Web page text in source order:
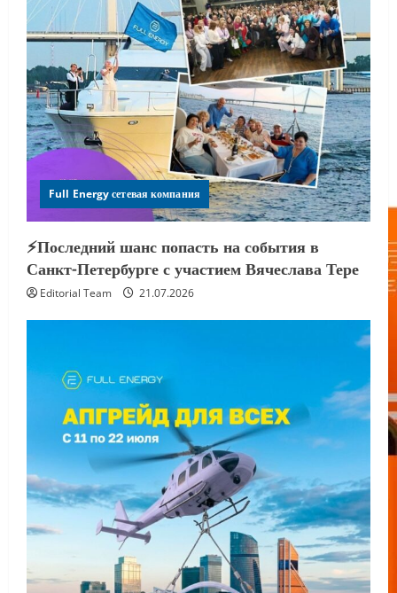
Full Energy сетевая компания
⚡️Последний шанс попасть на события в
Санкт-Петербурге с участием Вячеслава Тере
Editorial Team 21.07.2026